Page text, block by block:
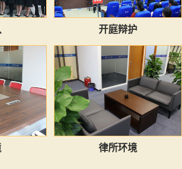
开庭辩护
律所环境